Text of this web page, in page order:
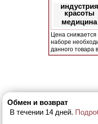
индустрия
красоты
медицина
Цена снижается
наборе
данного товара
Обмен и возврат
В течении 14 дней.